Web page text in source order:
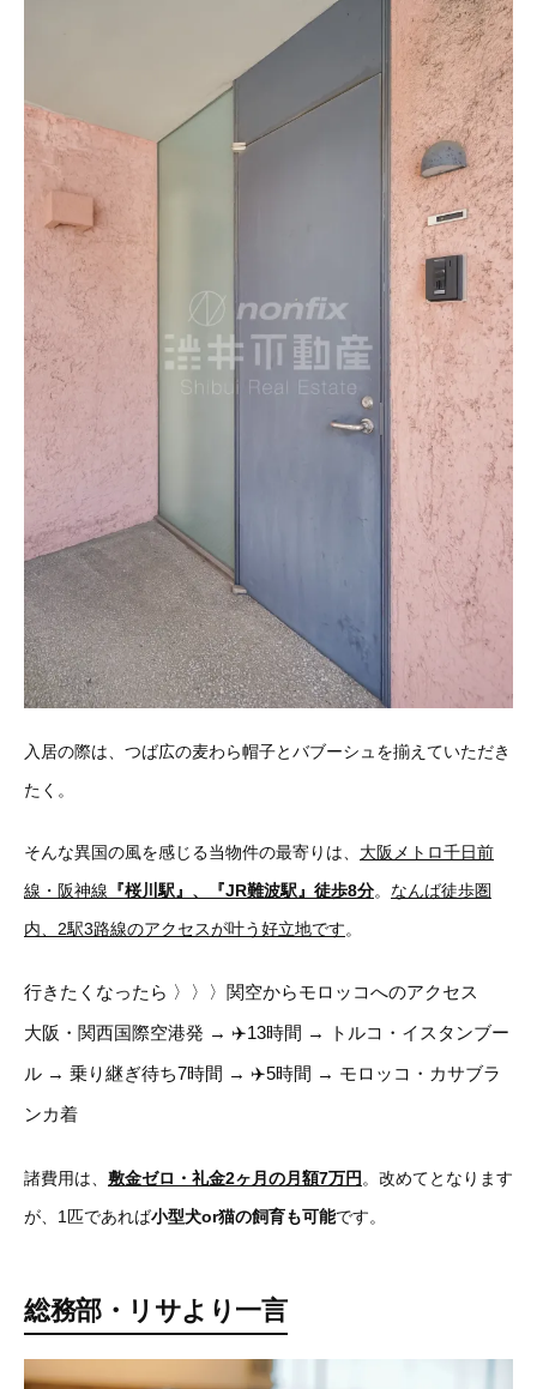
入居の際は、つば広の麦わら帽子とバブーシュを揃えていただき
たく。
そんな異国の風を感じる当物件の最寄りは、 大阪メトロ千日前
線・阪神線 『桜川駅』、『JR難波駅』徒歩8分。 なんば徒歩圏
内、2駅3路線のアクセスが叶う好立地です。
行きたくなったら 〉〉〉関空からモロッコへのアクセス
大阪・関西国際空港発 → ✈️13時間 → トルコ・イスタンブー
ル → 乗り継ぎ待ち7時間 → ✈️5時間 → モロッコ・カサブラ
ンカ着
諸費用は、 敷金ゼロ・礼金2ヶ月の月額7万円。改めてとなります
が、1匹であれば小型犬or猫の飼育も可能です。
総務部・リサより一言